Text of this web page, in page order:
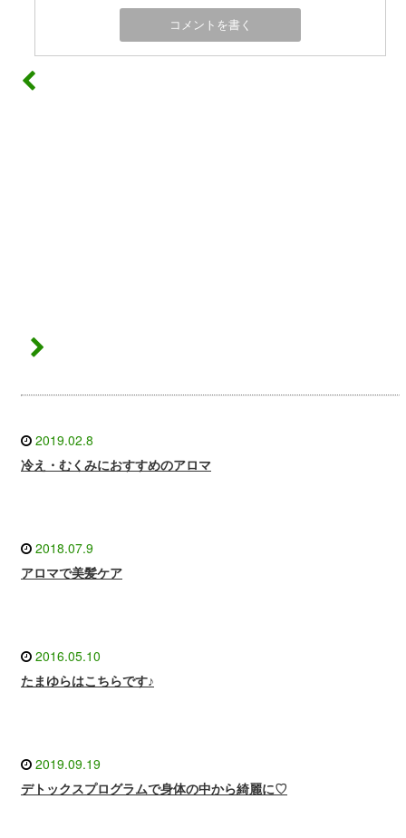
2019.02.8
冷え・むくみにおすすめのアロマ
2018.07.9
アロマで美髪ケア
2016.05.10
たまゆらはこちらです♪
2019.09.19
デトックスプログラムで身体の中から綺麗に♡